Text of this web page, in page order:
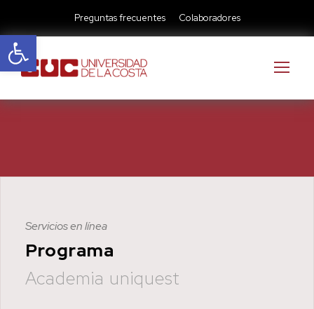
Abrir barra de herramientas
Preguntas frecuentes Colaboradores
Servicios en línea
Programa
Academia uniquest